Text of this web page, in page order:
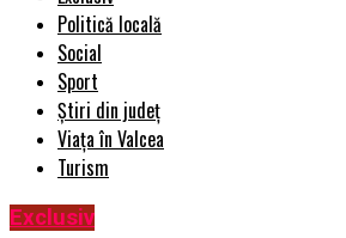
Politică locală
Social
Sport
Știri din județ
Viața în Valcea
Turism
Exclusiv